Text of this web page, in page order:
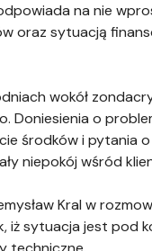
na nie
oraz sytuacją
wokół
Doniesienia o
środków i pytania
niepokój wśród
Kral w
iż sytuacja jest pod